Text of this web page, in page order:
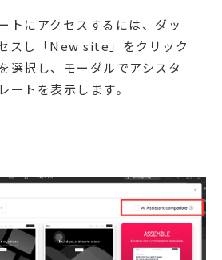
トにアクセスするには、ダッ
スし「New site」をクリック
選択し、モーダルでアシスタ
ートを表示します。